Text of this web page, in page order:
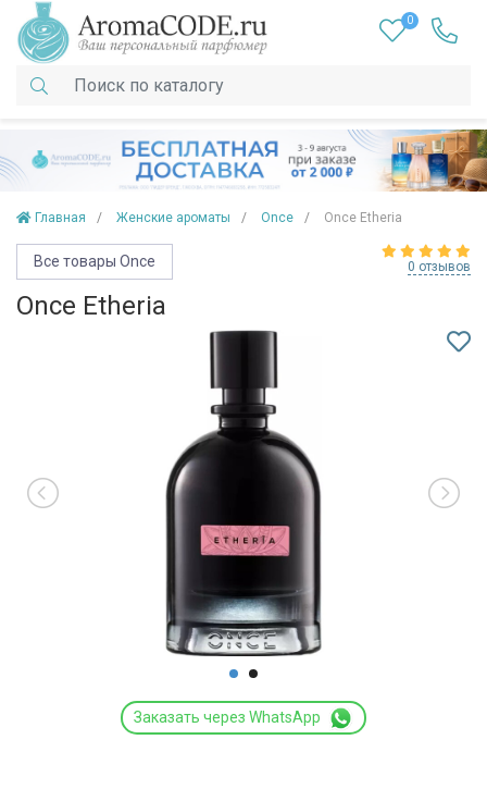
0
Главная Женские ароматы Once Once Etheria
Все товары Once 0 отзывов
Once Etheria
Заказать через WhatsApp